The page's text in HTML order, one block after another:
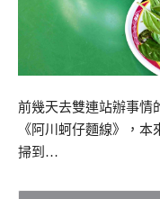
前幾天去雙連站辦事情
《阿川蚵仔麵線》，
掃到…